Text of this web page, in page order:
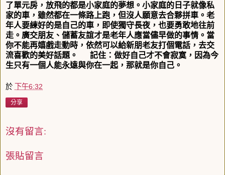
了單元房，放飛的都是小家庭的夢想。 小家庭的日子就像私
家的車，雖然都在一條路上跑， 但沒人願意去合夥拼車。老
年人要練好的是自己的車， 即使獨守長夜，也要勇敢地往前
走。廣交朋友、 儲蓄友誼才是老年人應當儘早做的事情。當
你不能再嬉戲走動時， 依然可以給新朋老友打個電話，去交
流喜歡的美好話題。
記住：做好自己才不會寂寞， 因為今
生只有一個人能永遠與你在一起，那就是你自己。
於 下午6:32
分享
沒有留言:
張貼留言